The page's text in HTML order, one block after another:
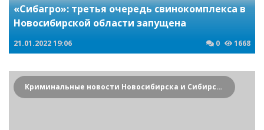
«Сибагро»: третья очередь свинокомплекса в
Новосибирской области запущена
21.01.202219:06 0 1668
Криминальные новости Новосибирска и Сибирского региона